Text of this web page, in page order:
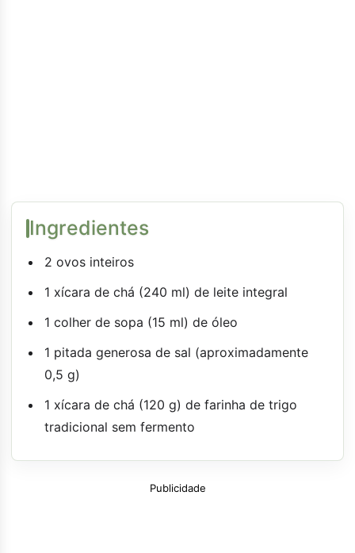
Ingredientes
2 ovos inteiros
1 xícara de chá (240 ml) de leite integral
1 colher de sopa (15 ml) de óleo
1 pitada generosa de sal (aproximadamente
0,5 g)
1 xícara de chá (120 g) de farinha de trigo
tradicional sem fermento
Publicidade